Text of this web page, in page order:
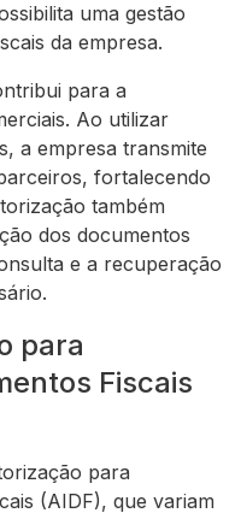
uma gestão
da empresa.
para a
Ao utilizar
a empresa transmite
fortalecendo
também
dos documentos
e a recuperação
para
Fiscais
para
(AIDF), que variam